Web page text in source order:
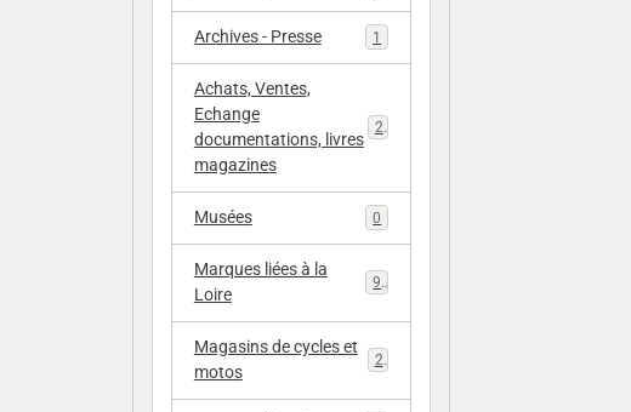
Archives - Presse 1
Achats, Ventes,
Echange
documentations, livres
magazines
20
Musées 0
Marques liées à la
Loire
9
Magasins de cycles et
motos
2